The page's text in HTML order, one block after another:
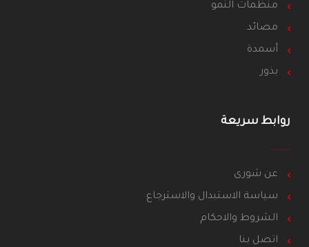
منظمات النمو
مصائد
أسمدة
بذور
روابط سريعة
عن شورى
سياسة الاستبدال والاسترجاع
الشروط والاحكام
اتصل بنا